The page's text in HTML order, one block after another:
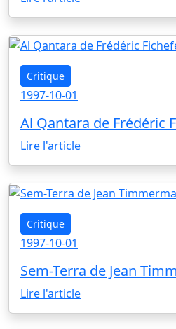
Critique
1997-10-01
Al Qantara de Frédéric
Lire l'article
Critique
1997-10-01
Sem-Terra de Jean
Lire l'article